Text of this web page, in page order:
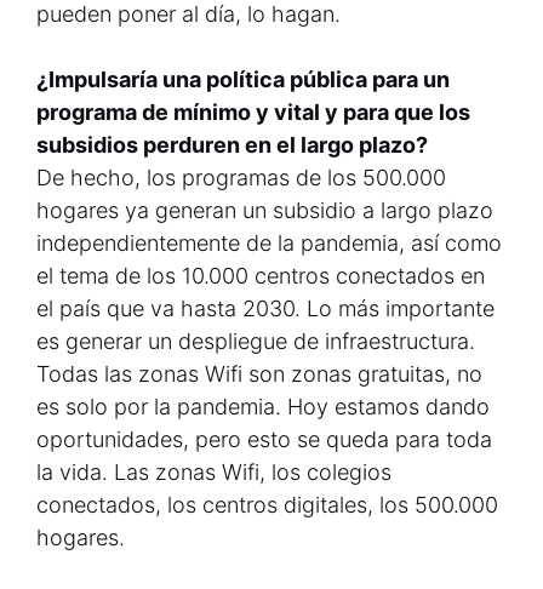
pueden poner al día, lo hagan.
¿Impulsaría una política pública para un
programa de mínimo y vital y para que los
subsidios perduren en el largo plazo?
De hecho, los programas de los 500.000
hogares ya generan un subsidio a largo plazo
independientemente de la pandemia, así como
el tema de los 10.000 centros conectados en
el país que va hasta 2030. Lo más importante
es generar un despliegue de infraestructura.
Todas las zonas Wifi son zonas gratuitas, no
es solo por la pandemia. Hoy estamos dando
oportunidades, pero esto se queda para toda
la vida. Las zonas Wifi, los colegios
conectados, los centros digitales, los 500.000
hogares.